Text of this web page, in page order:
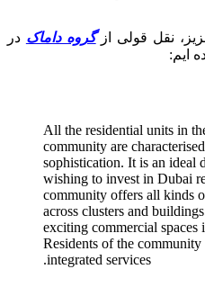
نقل قولی ازگروه داماک در
All the residential units in
community are
sophistication. It is an ideal
wishing to invest in Dubai
community offers all kinds
across clusters and
exciting commercial spaces
Residents of the
integrated services.